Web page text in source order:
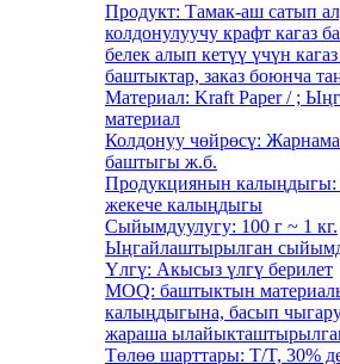
Продукт: Тамак-аш сатып
колдонулуучу крафт кагаз
белек алып кетүү үчүн
баштыктар, заказ боюнча
Материал: Kraft Paper / ;
материал
Колдонуу чөйрөсү:
баштыгы ж.б.
Продукциянын калыңдыгы:
жекече калыңдыгы
Сыйымдуулугу: 100 г ~ 1 кг.
Ыңгайлаштырылган
Үлгү: Акысыз үлгү берилет
MOQ: баштыктын
калыңдыгына, басып
жараша
Төлөө шарттары: T/T, 30%